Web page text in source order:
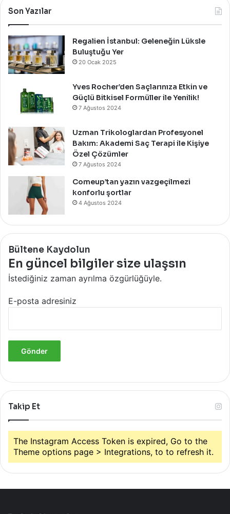
Bir
Kutladı!
Son Yazılar
Regalien İstanbul: Geleneğin Lüksle
Buluştuğu Yer
20 Ocak 2025
Yves Rocher’den Saçlarınıza Etkin ve
Güçlü Bitkisel Formüller ile Yenilik!
7 Ağustos 2024
Uzman Trikologlardan Profesyonel
Bakım: Akademi Saç Terapi ile Kişiye
Özel Çözümler
7 Ağustos 2024
Comeup’tan yazın vazgeçilmezi
konforlu şortlar
4 Ağustos 2024
Bültene Kaydolun
En güncel bilgiler size ulaşsın
İstediğiniz zaman ayrılma özgürlüğüyle.
E-posta adresiniz
Takip Et
The Instagram Access Token is expired, Go to the
Theme options page > Integrations, to to refresh it.